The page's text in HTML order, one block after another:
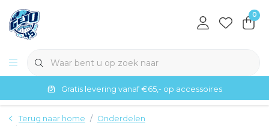
0
Gratis levering vanaf €65,- op accessoires
Terug naar home
Onderdelen